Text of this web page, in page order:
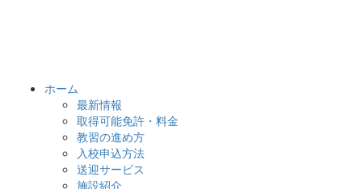
ホーム
最新情報
取得可能免許・料金
教習の進め方
入校申込方法
送迎サービス
施設紹介